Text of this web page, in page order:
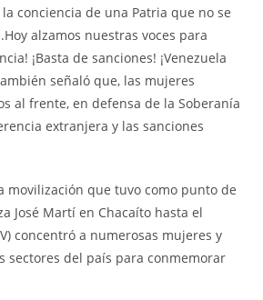
conciencia de una Patria que no se
alzamos nuestras voces para
¡Basta de sanciones! ¡Venezuela
señaló que, las mujeres
al frente, en defensa de la Soberanía
extranjera y las sanciones
movilización que tuvo como punto de
José Martí en Chacaíto hasta el
concentró a numerosas mujeres y
sectores del país para conmemorar